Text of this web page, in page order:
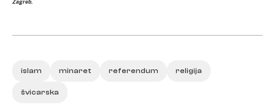
Zagreb.
islam minaret referendum religija
švicarska